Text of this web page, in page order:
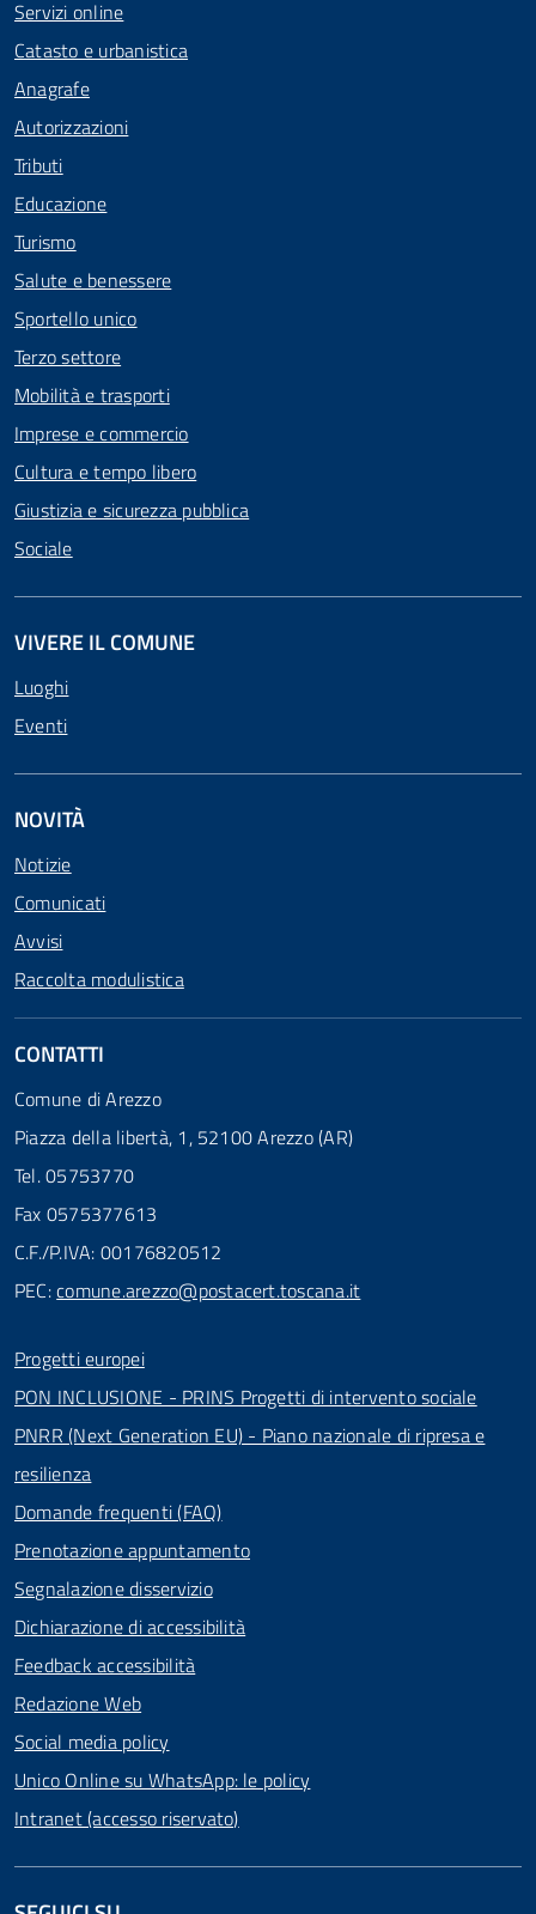
Servizi online
Catasto e urbanistica
Anagrafe
Autorizzazioni
Tributi
Educazione
Turismo
Salute e benessere
Sportello unico
Terzo settore
Mobilità e trasporti
Imprese e commercio
Cultura e tempo libero
Giustizia e sicurezza pubblica
Sociale
VIVERE IL COMUNE
Luoghi
Eventi
NOVITÀ
Notizie
Comunicati
Avvisi
Raccolta modulistica
CONTATTI
Comune di Arezzo
Piazza della libertà, 1, 52100 Arezzo (AR)
Tel. 05753770
Fax 0575377613
C.F./P.IVA: 00176820512
PEC:comune.arezzo@postacert.toscana.it
Progetti europei
PON INCLUSIONE - PRINS Progetti di intervento sociale
PNRR (Next Generation EU) - Piano nazionale di ripresa e
resilienza
Domande frequenti (FAQ)
Prenotazione appuntamento
Segnalazione disservizio
Dichiarazione di accessibilità
Feedback accessibilità
Redazione Web
Social media policy
Unico Online su WhatsApp: le policy
Intranet (accesso riservato)